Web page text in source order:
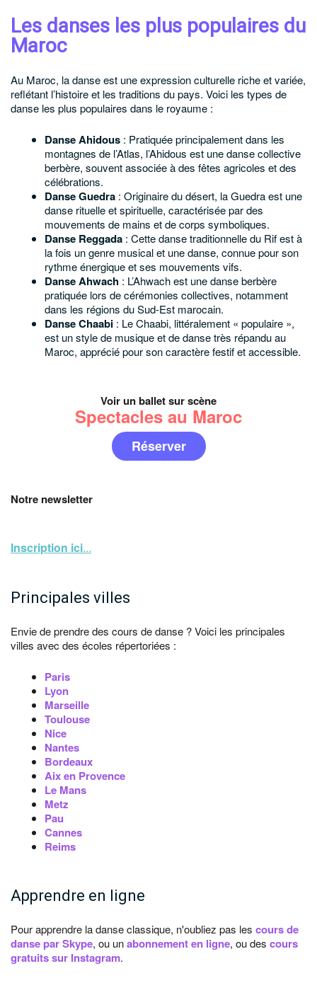
Les danses les plus populaires du
Maroc
Au Maroc, la danse est une expression culturelle riche et variée,
reflétant l’histoire et les traditions du pays. Voici les types de
danse les plus populaires dans le royaume :
Danse Ahidous : Pratiquée principalement dans les
montagnes de l’Atlas, l’Ahidous est une danse collective
berbère, souvent associée à des fêtes agricoles et des
célébrations.
Danse Guedra : Originaire du désert, la Guedra est une
danse rituelle et spirituelle, caractérisée par des
mouvements de mains et de corps symboliques.
Danse Reggada : Cette danse traditionnelle du Rif est à
la fois un genre musical et une danse, connue pour son
rythme énergique et ses mouvements vifs.
Danse Ahwach : L’Ahwach est une danse berbère
pratiquée lors de cérémonies collectives, notamment
dans les régions du Sud-Est marocain.
Danse Chaabi : Le Chaabi, littéralement « populaire »,
est un style de musique et de danse très répandu au
Maroc, apprécié pour son caractère festif et accessible.
Voir un ballet sur scène
Spectacles au Maroc
Réserver
Notre newsletter
Inscription ici...
Principales villes
Envie de prendre des cours de danse ? Voici les principales
villes avec des écoles répertoriées :
Paris
Lyon
Marseille
Toulouse
Nice
Nantes
Bordeaux
Aix en Provence
Le Mans
Metz
Pau
Cannes
Reims
Apprendre en ligne
Pour apprendre la danse classique, n'oubliez pas les cours de
danse par Skype, ou unabonnement en ligne, ou des cours
gratuits sur Instagram.